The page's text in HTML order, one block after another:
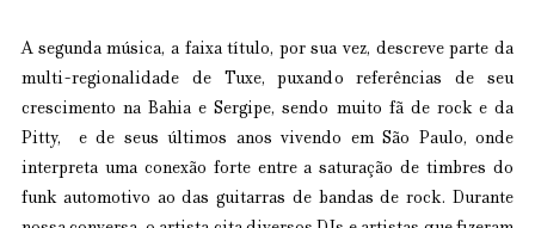
A segunda música, a faixa título, por sua vez, descreve parte da
multi-regionalidade de Tuxe, puxando referências de seu
crescimento na Bahia e Sergipe, sendo muito fã de rock e da
Pitty,  e de seus últimos anos vivendo em São Paulo, onde
interpreta uma conexão forte entre a saturação de timbres do
funk automotivo ao das guitarras de bandas de rock. Durante